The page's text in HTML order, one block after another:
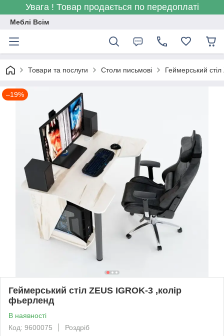
Увага ! Товар продається по передоплаті
Меблі Всім
Товари та послуги Столи письмові Геймерський
–19%
Геймерський стіл ZEUS IGROK-3 ,колір
фьерленд
В наявності
Код: 9600075
Роздріб